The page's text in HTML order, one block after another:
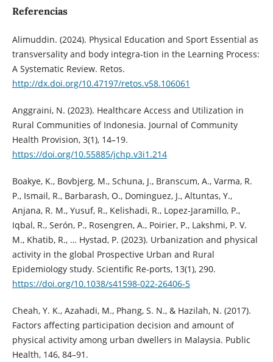
Referencias
Alimuddin. (2024). Physical Education and Sport Essential as
transversality and body integra-tion in the Learning Process:
A Systematic Review. Retos.
http://dx.doi.org/10.47197/retos.v58.106061
Anggraini, N. (2023). Healthcare Access and Utilization in
Rural Communities of Indonesia. Journal of Community
Health Provision, 3(1), 14–19.
https://doi.org/10.55885/jchp.v3i1.214
Boakye, K., Bovbjerg, M., Schuna, J., Branscum, A., Varma, R.
P., Ismail, R., Barbarash, O., Dominguez, J., Altuntas, Y.,
Anjana, R. M., Yusuf, R., Kelishadi, R., Lopez-Jaramillo, P.,
Iqbal, R., Serón, P., Rosengren, A., Poirier, P., Lakshmi, P. V.
M., Khatib, R., … Hystad, P. (2023). Urbanization and physical
activity in the global Prospective Urban and Rural
Epidemiology study. Scientific Re-ports, 13(1), 290.
https://doi.org/10.1038/s41598-022-26406-5
Cheah, Y. K., Azahadi, M., Phang, S. N., & Hazilah, N. (2017).
Factors affecting participation decision and amount of
physical activity among urban dwellers in Malaysia. Public
Health, 146, 84–91.